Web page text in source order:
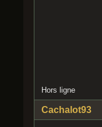
Hors ligne
Cachalot93